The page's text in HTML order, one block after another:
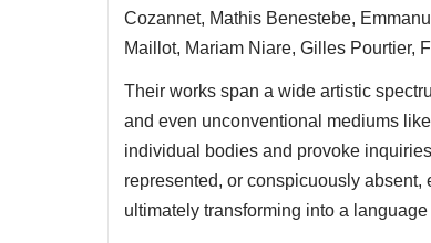
Cozannet, Mathis Benestebe,
Maillot, Mariam Niare, Gilles Pourtier,
Their works span a wide artistic
and even unconventional mediums
individual bodies and provoke
represented, or conspicuously
ultimately transforming into a